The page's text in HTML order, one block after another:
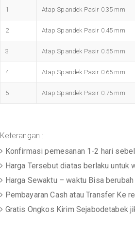
1 Atap Spandek Pasir 0.35 mm
2 Atap Spandek Pasir 0.45 mm
3 Atap Spandek Pasir 0.55 mm
4 Atap Spandek Pasir 0.65 mm
5 Atap Spandek Pasir 0.75 mm
Keterangan :
Konfirmasi pemesanan 1-2 hari
Harga Tersebut diatas berlaku untuk
Harga Sewaktu – waktu Bisa
Pembayaran Cash atau Transfer Ke
Gratis Ongkos Kirim Sejabodetabek